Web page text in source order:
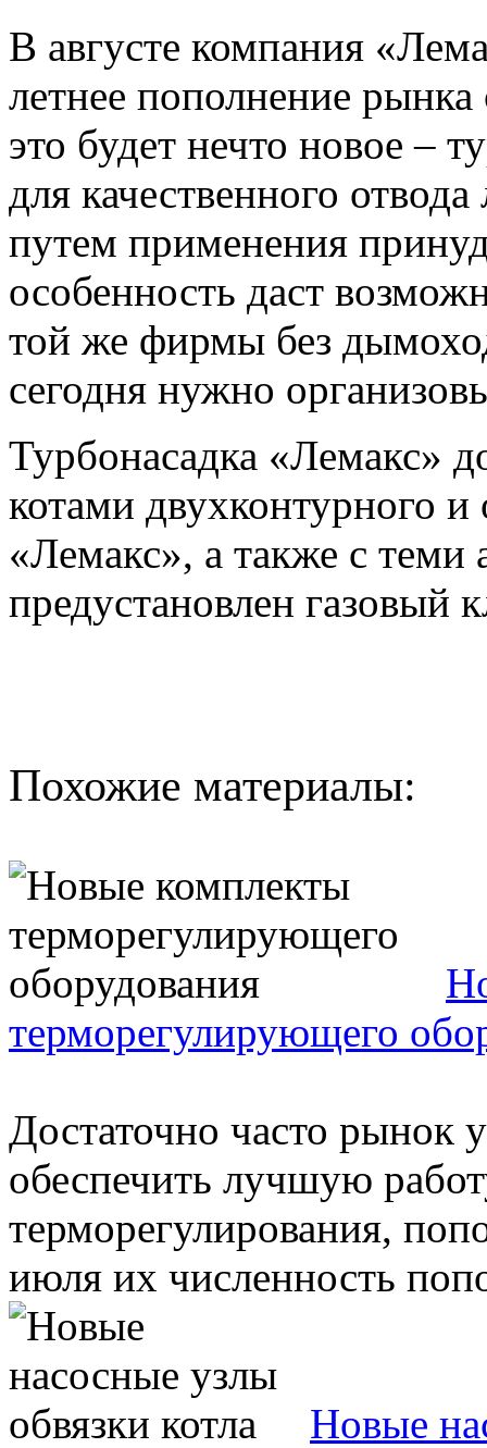
В августе компания
летнее пополнение
это будет нечто новое –
для качественного
путем применения
особенность даст
той же фирмы без
сегодня нужно
Турбонасадка «Лемакс»
котами двухконтурного
«Лемакс», а также с теми
предустановлен
Похожие материалы:
терморегулирующего
Достаточно часто рынок
обеспечить лучшую
терморегулирования,
июля их численность
Новые